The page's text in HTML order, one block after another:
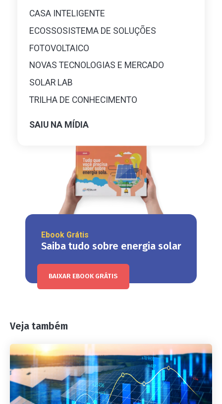
CASA INTELIGENTE
ECOSSOSISTEMA DE SOLUÇÕES
FOTOVOLTAICO
NOVAS TECNOLOGIAS E MERCADO
SOLAR LAB
TRILHA DE CONHECIMENTO
SAIU NA MÍDIA
Ebook Grátis
Saiba tudo sobre energia solar
BAIXAR EBOOK GRÁTIS
Veja também